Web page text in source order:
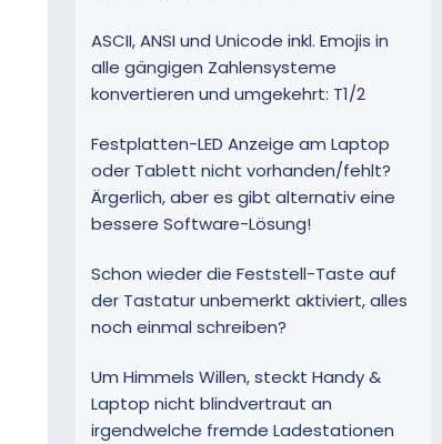
ASCII, ANSI und Unicode inkl. Emojis in
alle gängigen Zahlensysteme
konvertieren und umgekehrt: T1/2
Festplatten-LED Anzeige am Laptop
oder Tablett nicht vorhanden/fehlt?
Ärgerlich, aber es gibt alternativ eine
bessere Software-Lösung!
Schon wieder die Feststell-Taste auf
der Tastatur unbemerkt aktiviert, alles
noch einmal schreiben?
Um Himmels Willen, steckt Handy &
Laptop nicht blindvertraut an
irgendwelche fremde Ladestationen